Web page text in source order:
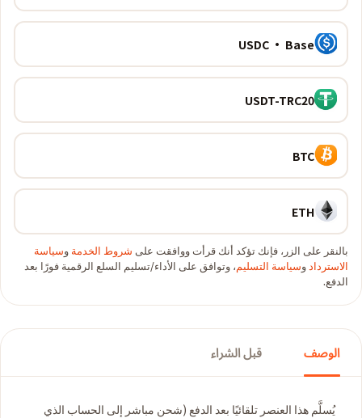
USDC · Base
USDT-TRC20
BTC
ETH
بالنقر على الزر، فإنك تؤكد أنك قرأت ووافقت على شروط الخدمة وسياسة
الاستردادوسياسة التسليم، وتوافق على الأداء/تسليم السلع الرقمية فورًا بعد
الدفع.
الوصف قبل الشراء
يُسلَّم هذا العنصر تلقائيًا بعد الدفع (شحن مباشر إلى الحساب الذي